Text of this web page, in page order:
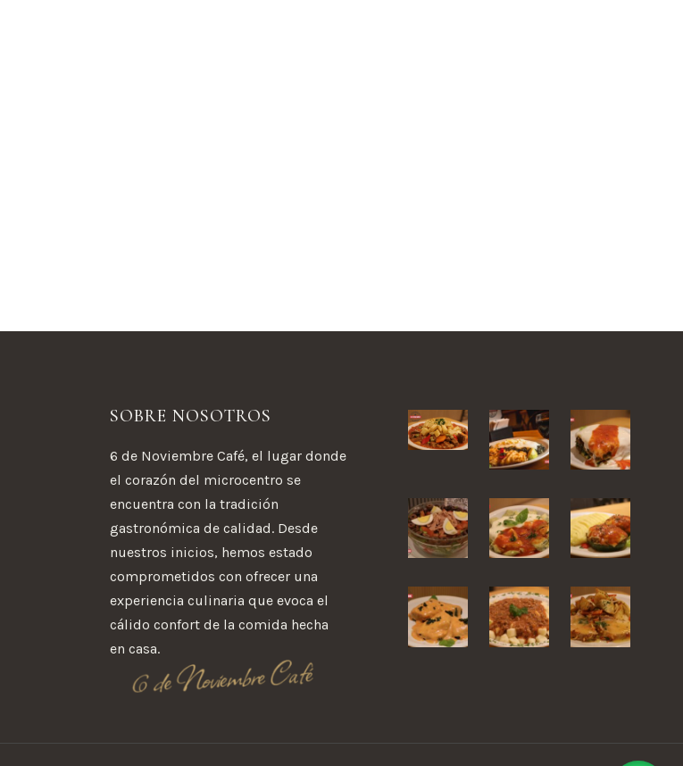
SOBRE NOSOTROS
6 de Noviembre Café, el lugar donde
el corazón del microcentro se
encuentra con la tradición
gastronómica de calidad. Desde
nuestros inicios, hemos estado
comprometidos con ofrecer una
experiencia culinaria que evoca el
cálido confort de la comida hecha
en casa.